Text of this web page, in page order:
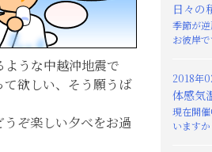
うな中越沖地震で
欲しい、そう願うば
ぞ楽しい夕べをお過
日々の
季節が
お彼岸
2018年
体感気
現在開
います